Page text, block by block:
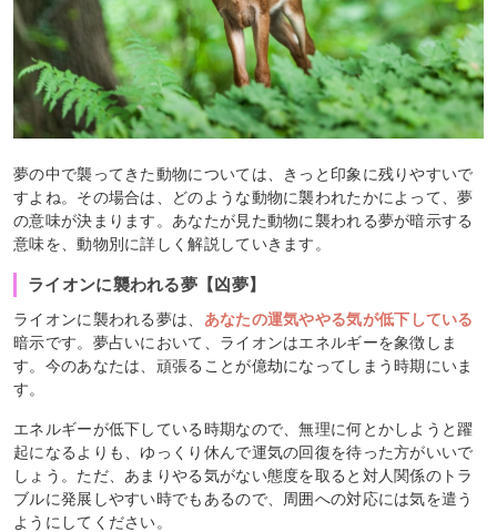
夢の中で襲ってきた動物については、きっと印象に残りやすいで
すよね。その場合は、どのような動物に襲われたかによって、夢
の意味が決まります。あなたが見た動物に襲われる夢が暗示する
意味を、動物別に詳しく解説していきます。
ライオンに襲われる夢【凶夢】
ライオンに襲われる夢は、 あなたの運気ややる気が低下している
暗示です。夢占いにおいて、ライオンはエネルギーを象徴しま
す。今のあなたは、頑張ることが億劫になってしまう時期にいま
す。
エネルギーが低下している時期なので、無理に何とかしようと躍
起になるよりも、ゆっくり休んで運気の回復を待った方がいいで
しょう。ただ、あまりやる気がない態度を取ると対人関係のトラ
ブルに発展しやすい時でもあるので、周囲への対応には気を遣う
ようにしてください。